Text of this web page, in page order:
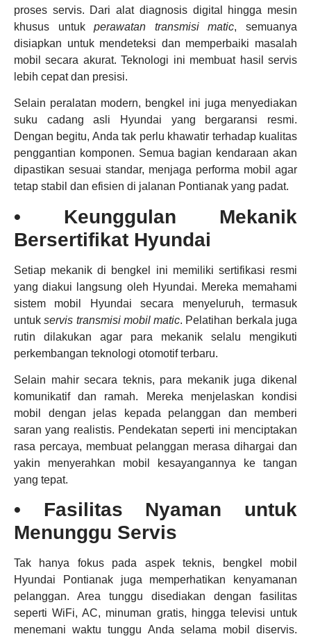
proses servis. Dari alat diagnosis digital hingga mesin
khusus untukperawatan transmisi matic, semuanya
disiapkan untuk mendeteksi dan memperbaiki masalah
mobil secara akurat. Teknologi ini membuat hasil servis
lebih cepat dan presisi.
Selain peralatan modern, bengkel ini juga menyediakan
suku cadang asli Hyundai yang bergaransi resmi.
Dengan begitu, Anda tak perlu khawatir terhadap kualitas
penggantian komponen. Semua bagian kendaraan akan
dipastikan sesuai standar, menjaga performa mobil agar
tetap stabil dan efisien di jalanan Pontianak yang padat.
• Keunggulan Mekanik
Bersertifikat Hyundai
Setiap mekanik di bengkel ini memiliki sertifikasi resmi
yang diakui langsung oleh Hyundai. Mereka memahami
sistem mobil Hyundai secara menyeluruh, termasuk
untukservis transmisi mobil matic. Pelatihan berkala juga
rutin dilakukan agar para mekanik selalu mengikuti
perkembangan teknologi otomotif terbaru.
Selain mahir secara teknis, para mekanik juga dikenal
komunikatif dan ramah. Mereka menjelaskan kondisi
mobil dengan jelas kepada pelanggan dan memberi
saran yang realistis. Pendekatan seperti ini menciptakan
rasa percaya, membuat pelanggan merasa dihargai dan
yakin menyerahkan mobil kesayangannya ke tangan
yang tepat.
• Fasilitas Nyaman untuk
Menunggu Servis
Tak hanya fokus pada aspek teknis, bengkel mobil
Hyundai Pontianak juga memperhatikan kenyamanan
pelanggan. Area tunggu disediakan dengan fasilitas
seperti WiFi, AC, minuman gratis, hingga televisi untuk
menemani waktu tunggu Anda selama mobil diservis.